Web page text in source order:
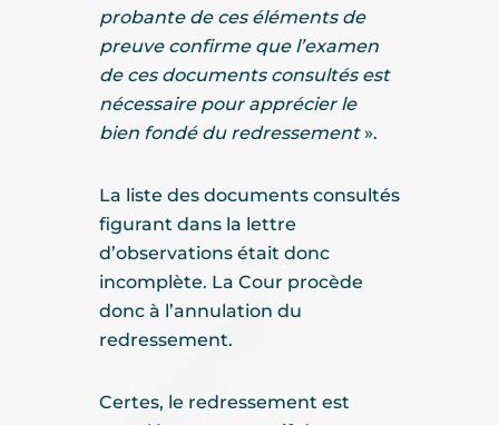
probante de ces éléments de
preuve confirme que l’examen
de ces documents consultés est
nécessaire pour apprécier le
bien fondé du redressement».
La liste des documents consultés
figurant dans la lettre
d’observations était donc
incomplète. La Cour procède
donc à l’annulation du
redressement.
Certes, le redressement est